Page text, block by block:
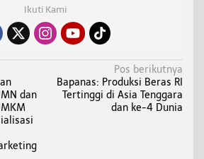
Ikuti Kami
dan
Pos berikutnya
Bapanas: Produksi Beras RI
Tertinggi di Asia Tenggara
dan ke-4 Dunia